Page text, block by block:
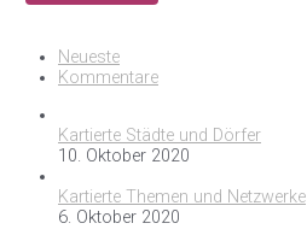
Neueste
Kommentare
Kartierte Städte und Dörfer
10. Oktober 2020
Kartierte Themen und Netzwerke
6. Oktober 2020